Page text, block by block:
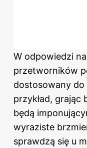
W odpowiedzi
przetworników
dostosowany do
przykład, grając
będą
wyraziste
sprawdzą się u